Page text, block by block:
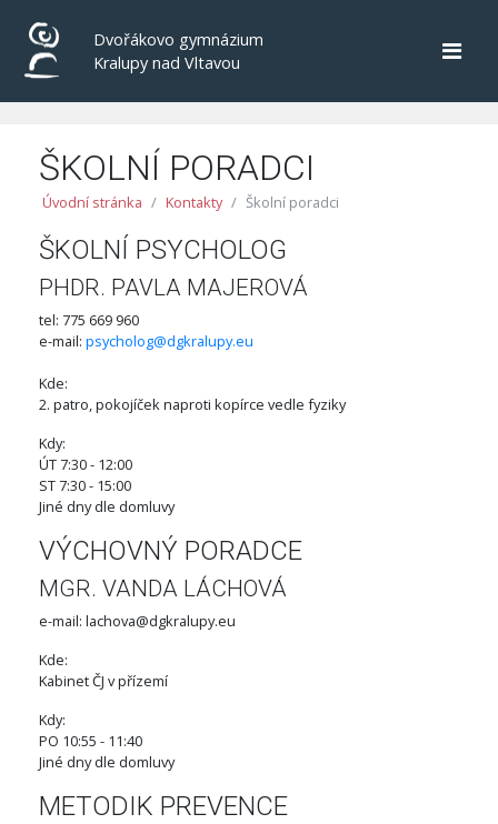
Dvořákovo gymnázium
Kralupy nad Vltavou
ŠKOLNÍ PORADCI
Úvodní stránka Kontakty Školní poradci
ŠKOLNÍ PSYCHOLOG
PHDR. PAVLA MAJEROVÁ
tel: 775 669 960
e-mail: psycholog@dgkralupy.eu
Kde:
2. patro, pokojíček naproti kopírce vedle fyziky
Kdy:
ÚT 7:30 - 12:00
ST 7:30 - 15:00
Jiné dny dle domluvy
VÝCHOVNÝ PORADCE
MGR. VANDA LÁCHOVÁ
e-mail: lachova@dgkralupy.eu
Kde:
Kabinet ČJ v přízemí
Kdy:
PO 10:55 - 11:40
Jiné dny dle domluvy
METODIK PREVENCE